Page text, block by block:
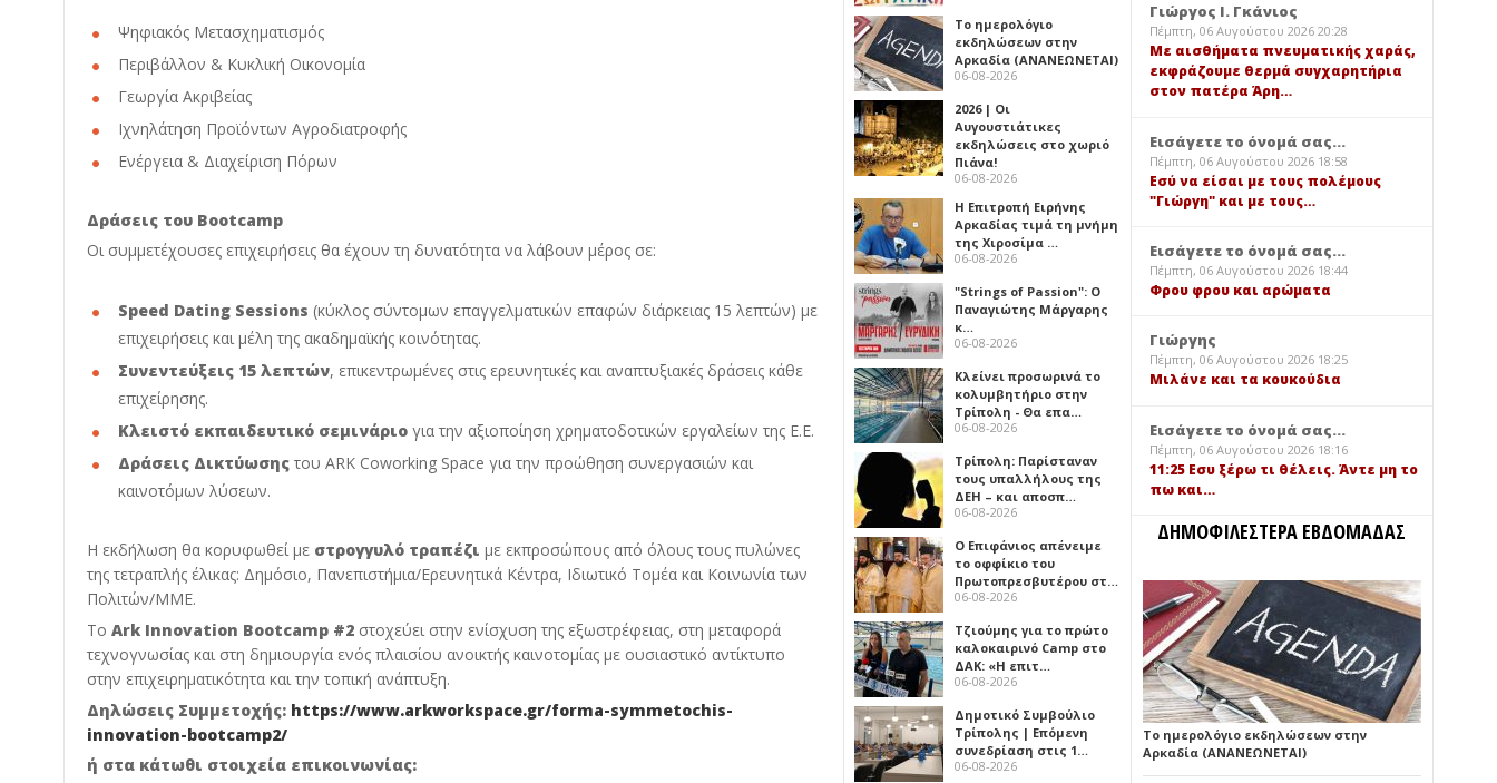
Ψηφιακός Μετασχηματισμός
Περιβάλλον & Κυκλική Οικονομία
Γεωργία Ακριβείας
Ιχνηλάτηση Προϊόντων Αγροδιατροφής
Ενέργεια & Διαχείριση Πόρων
Δράσεις του Bootcamp
Οι συμμετέχουσες επιχειρήσεις θα έχουν τη δυνατότητα να λάβουν μέρος σε:
Speed Dating Sessions (κύκλος σύντομων επαγγελματικών επαφών διάρκειας 15 λεπτών) με
επιχειρήσεις και μέλη της ακαδημαϊκής κοινότητας.
Συνεντεύξεις 15 λεπτών, επικεντρωμένες στις ερευνητικές και αναπτυξιακές δράσεις κάθε
επιχείρησης.
Κλειστό εκπαιδευτικό σεμινάριο για την αξιοποίηση χρηματοδοτικών εργαλείων της Ε.Ε.
Δράσεις Δικτύωσης του ARK Coworking Space για την προώθηση συνεργασιών και
καινοτόμων λύσεων.
Η εκδήλωση θα κορυφωθεί με στρογγυλό τραπέζι με εκπροσώπους από όλους τους πυλώνες
της τετραπλής έλικας: Δημόσιο, Πανεπιστήμια/Ερευνητικά Κέντρα, Ιδιωτικό Τομέα και Κοινωνία των
Πολιτών/ΜΜΕ.
Το Ark Innovation Bootcamp #2 στοχεύει στην ενίσχυση της εξωστρέφειας, στη μεταφορά
τεχνογνωσίας και στη δημιουργία ενός πλαισίου ανοικτής καινοτομίας με ουσιαστικό αντίκτυπο
στην επιχειρηματικότητα και την τοπική ανάπτυξη.
Δηλώσεις Συμμετοχής: https://www.arkworkspace.gr/forma-symmetochis-
innovation-bootcamp2/
ή στα κάτωθι στοιχεία επικοινωνίας:
Το ημερολόγιο
εκδηλώσεων στην
Αρκαδία (ΑΝΑΝΕΩΝΕΤΑΙ)
06-08-2026
2026 | Οι
Αυγουστιάτικες
εκδηλώσεις στο χωριό
Πιάνα!
06-08-2026
Η Επιτροπή Ειρήνης
Αρκαδίας τιμά τη μνήμη
της Χιροσίμα …
06-08-2026
"Strings of Passion": Ο
Παναγιώτης Μάργαρης
κ…
06-08-2026
Κλείνει προσωρινά το
κολυμβητήριο στην
Τρίπολη - Θα επα…
06-08-2026
Τρίπολη: Παρίσταναν
τους υπαλλήλους της
ΔΕΗ – και αποσπ…
06-08-2026
Ο Επιφάνιος απένειμε
το οφφίκιο του
Πρωτοπρεσβυτέρου στ…
06-08-2026
Τζιούμης για το πρώτο
καλοκαιρινό Camp στο
ΔΑΚ: «Η επιτ…
06-08-2026
Δημοτικό Συμβούλιο
Τρίπολης | Επόμενη
συνεδρίαση στις 1…
06-08-2026
Γιώργος Ι. Γκάνιος
Πέμπτη, 06 Αυγούστου 2026 20:28
Με αισθήματα πνευματικής χαράς,
εκφράζουμε θερμά συγχαρητήρια
στον πατέρα Άρη…
Εισάγετε το όνομά σας...
Πέμπτη, 06 Αυγούστου 2026 18:58
Εσύ να είσαι με τους πολέμους
"Γιώργη" και με τους…
Εισάγετε το όνομά σας...
Πέμπτη, 06 Αυγούστου 2026 18:44
Φρου φρου και αρώματα
Γιώργης
Πέμπτη, 06 Αυγούστου 2026 18:25
Μιλάνε και τα κουκούδια
Εισάγετε το όνομά σας...
Πέμπτη, 06 Αυγούστου 2026 18:16
11:25 Εσυ ξέρω τι θέλεις. Άντε μη το
πω και…
ΔΗΜΟΦΙΛΕΣΤΕΡΑ ΕΒΔΟΜΑΔΑΣ
Το ημερολόγιο εκδηλώσεων στην
Αρκαδία (ΑΝΑΝΕΩΝΕΤΑΙ)